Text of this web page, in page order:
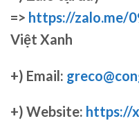
=> https://zalo.me/
Việt Xanh
+) Email:
+) Website: https://